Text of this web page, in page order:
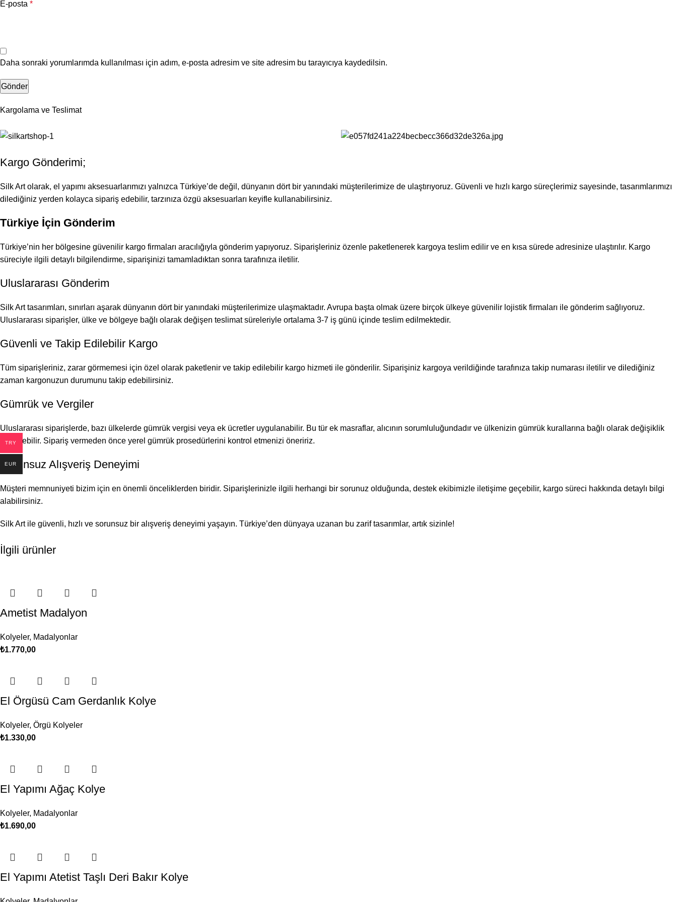
E-posta *
Daha sonraki yorumlarımda kullanılması için adım, e-posta adresim ve site adresim bu tarayıcıya kaydedilsin.
Kargolama ve Teslimat
Kargo Gönderimi;
Silk Art olarak, el yapımı aksesuarlarımızı yalnızca Türkiye’de değil, dünyanın dört bir yanındaki müşterilerimize de ulaştırıyoruz. Güvenli ve hızlı kargo süreçlerimiz sayesinde, tasarımlarımızı
dilediğiniz yerden kolayca sipariş edebilir, tarzınıza özgü aksesuarları keyifle kullanabilirsiniz.
Türkiye İçin Gönderim
Türkiye’nin her bölgesine güvenilir kargo firmaları aracılığıyla gönderim yapıyoruz. Siparişleriniz özenle paketlenerek kargoya teslim edilir ve en kısa sürede adresinize ulaştırılır. Kargo
süreciyle ilgili detaylı bilgilendirme, siparişinizi tamamladıktan sonra tarafınıza iletilir.
Uluslararası Gönderim
Silk Art tasarımları, sınırları aşarak dünyanın dört bir yanındaki müşterilerimize ulaşmaktadır. Avrupa başta olmak üzere birçok ülkeye güvenilir lojistik firmaları ile gönderim sağlıyoruz.
Uluslararası siparişler, ülke ve bölgeye bağlı olarak değişen teslimat süreleriyle ortalama 3-7 iş günü içinde teslim edilmektedir.
Güvenli ve Takip Edilebilir Kargo
Tüm siparişleriniz, zarar görmemesi için özel olarak paketlenir ve takip edilebilir kargo hizmeti ile gönderilir. Siparişiniz kargoya verildiğinde tarafınıza takip numarası iletilir ve dilediğiniz
zaman kargonuzun durumunu takip edebilirsiniz.
Gümrük ve Vergiler
Uluslararası siparişlerde, bazı ülkelerde gümrük vergisi veya ek ücretler uygulanabilir. Bu tür ek masraflar, alıcının sorumluluğundadır ve ülkenizin gümrük kurallarına bağlı olarak değişiklik
gösterebilir. Sipariş vermeden önce yerel gümrük prosedürlerini kontrol etmenizi öneririz.
Sorunsuz Alışveriş Deneyimi
Müşteri memnuniyeti bizim için en önemli önceliklerden biridir. Siparişlerinizle ilgili herhangi bir sorunuz olduğunda, destek ekibimizle iletişime geçebilir, kargo süreci hakkında detaylı bilgi
alabilirsiniz.
Silk Art ile güvenli, hızlı ve sorunsuz bir alışveriş deneyimi yaşayın. Türkiye’den dünyaya uzanan bu zarif tasarımlar, artık sizinle!
İlgili ürünler
Ametist Madalyon
Kolyeler, Madalyonlar
₺1.770,00
El Örgüsü Cam Gerdanlık Kolye
Kolyeler, Örgü Kolyeler
₺1.330,00
El Yapımı Ağaç Kolye
Kolyeler, Madalyonlar
₺1.690,00
El Yapımı Atetist Taşlı Deri Bakır Kolye
TRY
EUR